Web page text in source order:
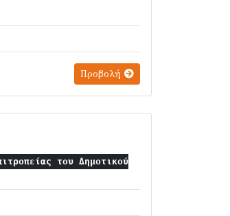
Προβολή
του Δημοτικού